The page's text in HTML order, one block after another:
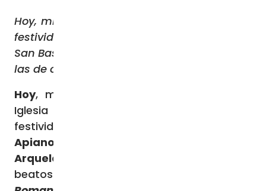
Hoy, miércoles 4 de marzo, se celebran las
festividades de San Casimiro, San Apiano,
San Basino, San Focio y San Arquelao, entre
las de otros santos y beatos
Hoy, miércoles
Iglesia católica celebra en su
festividades de
Apiano
Arquelao
beatos. Como recuerda el